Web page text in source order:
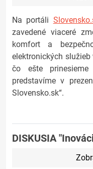
Na portáli
zavedené viaceré
komfort a
elektronických služieb
čo ešte
predstavíme v
Slovensko.sk“.
DISKUSIA